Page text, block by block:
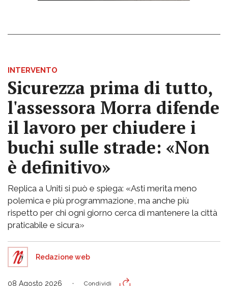
INTERVENTO
Sicurezza prima di tutto,
l'assessora Morra difende
il lavoro per chiudere i
buchi sulle strade: «Non
è definitivo»
Replica a Uniti si può e spiega: «Asti merita meno
polemica e più programmazione, ma anche più
rispetto per chi ogni giorno cerca di mantenere la città
praticabile e sicura»
Redazione web
08 Agosto 2026 Condividi